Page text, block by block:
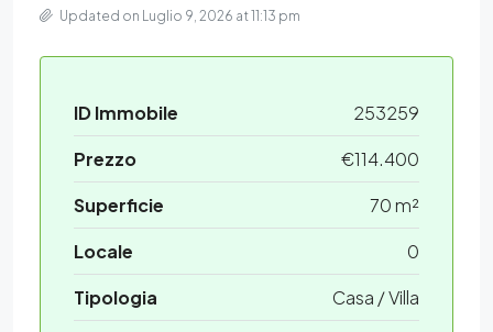
Updated on Luglio 9, 2026 at 11:13 pm
ID Immobile
253259
Prezzo
€114.400
Superficie
70 m²
Locale
0
Tipologia
Casa / Villa